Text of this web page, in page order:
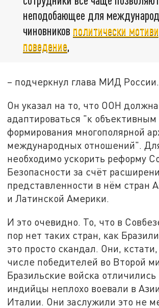
неподобающее для
чиновников политически
поведение,
– подчеркнул глава МИД России.
Он указал на то, что ООН должна
адаптироваться "к
формирования многополярной
международных отношений".
необходимо ускорить реформу
Безопасности за счёт
представленности в нём стран
и Латинской Америки.
И это очевидно. То, что в
пор нет таких стран, как
это просто скандал. Они,
числе победителей во Второй
Бразильские войска
индийцы неплохо воевали в
Италии. Они заслужили это не